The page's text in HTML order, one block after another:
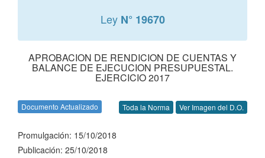
Ley N° 19670
APROBACION DE RENDICION DE CUENTAS Y
BALANCE DE EJECUCION PRESUPUESTAL.
EJERCICIO 2017
Documento Actualizado Toda la Norma Ver Imagen del D.O.
Promulgación: 15/10/2018
Publicación: 25/10/2018